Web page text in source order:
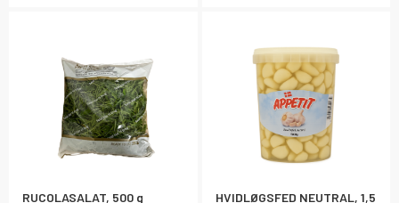
RUCOLASALAT, 500 g
HVIDLØGSFED NEUTRAL, 1,5